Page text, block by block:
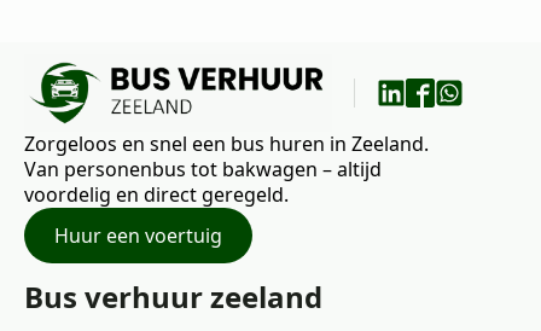
ons te bespreken.
Zorgeloos en snel een bus huren in Zeeland.
Van personenbus tot bakwagen – altijd
voordelig en direct geregeld.
Huur een voertuig
Bus verhuur zeeland